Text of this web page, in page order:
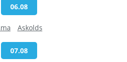
06.08
Askolds
07.08